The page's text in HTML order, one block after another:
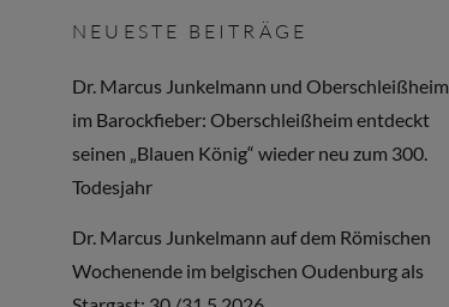
NEUESTE BEITRÄGE
Dr. Marcus Junkelmann und Oberschleißheim
im Barockfieber: Oberschleißheim entdeckt
seinen „Blauen König“ wieder neu zum 300.
Todesjahr
Dr. Marcus Junkelmann auf dem Römischen
Wochenende im belgischen Oudenburg als